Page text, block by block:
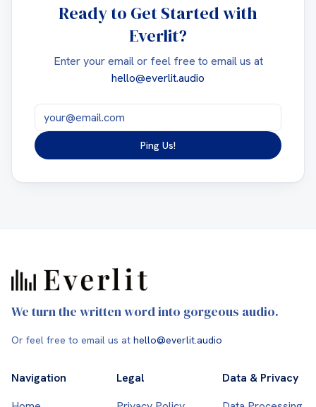
Ready to Get Started with
Everlit?
Enter your email or feel free to email us at
hello@everlit.audio
Email address
Ping Us!
We turn the written word into gorgeous audio.
Or feel free to email us at hello@everlit.audio
Navigation
Legal
Data & Privacy